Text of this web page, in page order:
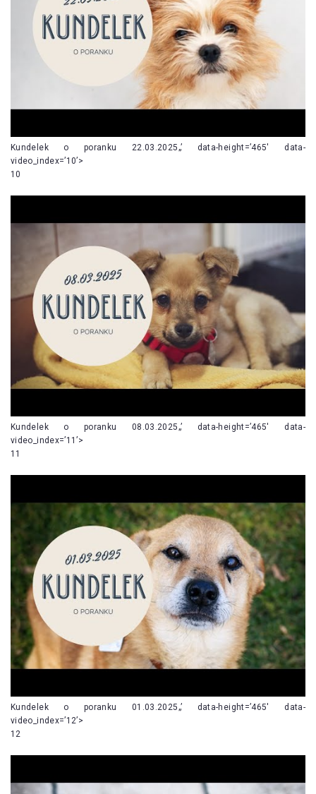
Kundelek o poranku 22.03.2025„’ data-height=’465′ data-
video_index=’10’>
10
Kundelek o poranku 08.03.2025„’ data-height=’465′ data-
video_index=’11’>
11
Kundelek o poranku 01.03.2025„’ data-height=’465′ data-
video_index=’12’>
12